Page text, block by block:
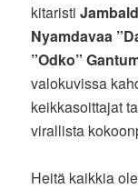
kitaristi
Nyamdavaa
”Odko”
valokuvissa
keikkasoittajat
virallista
Heitä kaikkia